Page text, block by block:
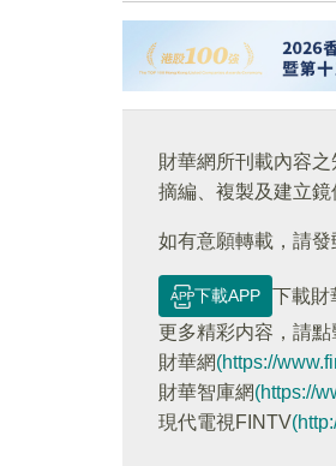
財華網所刊載內容
摘編、複製及建立鏡
如有意願轉載，請發
下載APP
下載財
更多精彩内容，請點
財華網(https://
財華智庫網(https://
現代電視FINTV